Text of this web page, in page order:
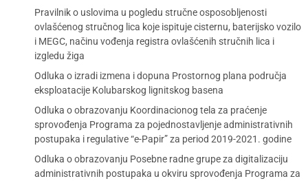
Pravilnik o uslovima u pogledu stručne osposobljenosti
ovlašćenog stručnog lica koje ispituje cisternu, baterijsko vozilo
i MEGC, načinu vođenja registra ovlašćenih stručnih lica i
izgledu žiga
Odluka o izradi izmena i dopuna Prostornog plana područja
eksploatacije Kolubarskog lignitskog basena
Odluka o obrazovanju Koordinacionog tela za praćenje
sprovođenja Programa za pojednostavljenje administrativnih
postupaka i regulative “e-Papir” za period 2019-2021. godine
Odluka o obrazovanju Posebne radne grupe za digitalizaciju
administrativnih postupaka u okviru sprovođenja Programa za